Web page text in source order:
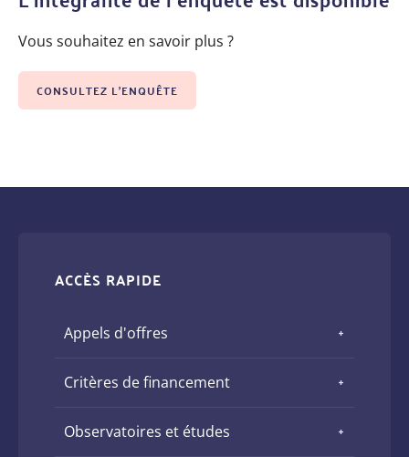
Vous souhaitez en savoir plus ?
CONSULTEZ L'ENQUÊTE
ACCÈS RAPIDE
Appels d'offres
Critères de financement
Observatoires et études